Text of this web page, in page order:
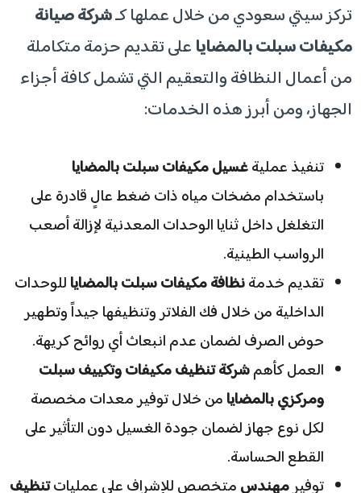
​تركز سيتي سعودي من خلال عملها كـشركة صيانة
مكيفات سبلت بالمضاياعلى تقديم حزمة متكاملة
من أعمال النظافة والتعقيم التي تشمل كافة أجزاء
الجهاز، ومن أبرز هذه الخدمات:
​تنفيذ عمليةغسيل مكيفات سبلت بالمضايا
باستخدام مضخات مياه ذات ضغط عالٍ قادرة على
التغلغل داخل ثنايا الوحدات المعدنية لإزالة أصعب
الرواسب الطينية.
​تقديم خدمةنظافة مكيفات سبلت بالمضاياللوحدات
الداخلية من خلال فك الفلاتر وتنظيفها جيداً وتطهير
حوض الصرف لضمان عدم انبعاث أي روائح كريهة.
​العمل كأهمشركة تنظيف مكيفات وتكييف سبلت
ومركزي بالمضايامن خلال توفير معدات مخصصة
لكل نوع جهاز لضمان جودة الغسيل دون التأثير على
القطع الحساسة.
​توفيرمهندسمتخصص للإشراف على عملياتتنظيف